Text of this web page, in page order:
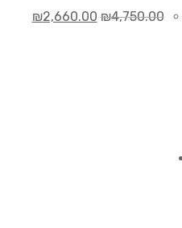
₪4,750.00
₪2,660.00